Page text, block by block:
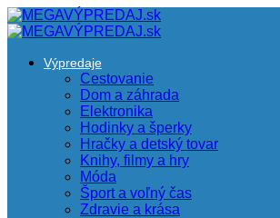
Výpredaje
Cestovanie
Dom a záhrada
Elektronika
Hodinky a šperky
Hračky a detský tovar
Knihy, filmy a hry
Móda
Šport a voľný čas
Zdravie a krása